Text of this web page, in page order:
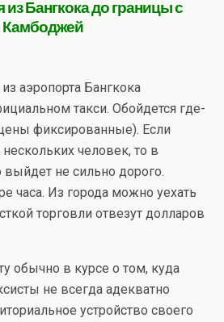
из Бангкока до границы с
Камбоджей
аэропорта Бангкока
такси. Обойдется где-
фиксированные). Если
человек, то в
выйдет не сильно дорого.
часа. Из города можно уехать
торговли отвезут долларов
обычно в курсе о том, куда
не всегда адекватно
устройство своего